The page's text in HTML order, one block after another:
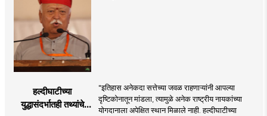
हल्दीघाटीच्या
युद्धासंदर्भातही तथ्यांचे
"इतिहास अनेकदा सत्तेच्या जवळ राहणाऱ्यांनी आपल्या
दृष्टिकोनातून मांडला, त्यामुळे अनेक राष्ट्रीय नायकांच्या
योगदानाला अपेक्षित स्थान मिळाले नाही. हल्दीघाटीच्या